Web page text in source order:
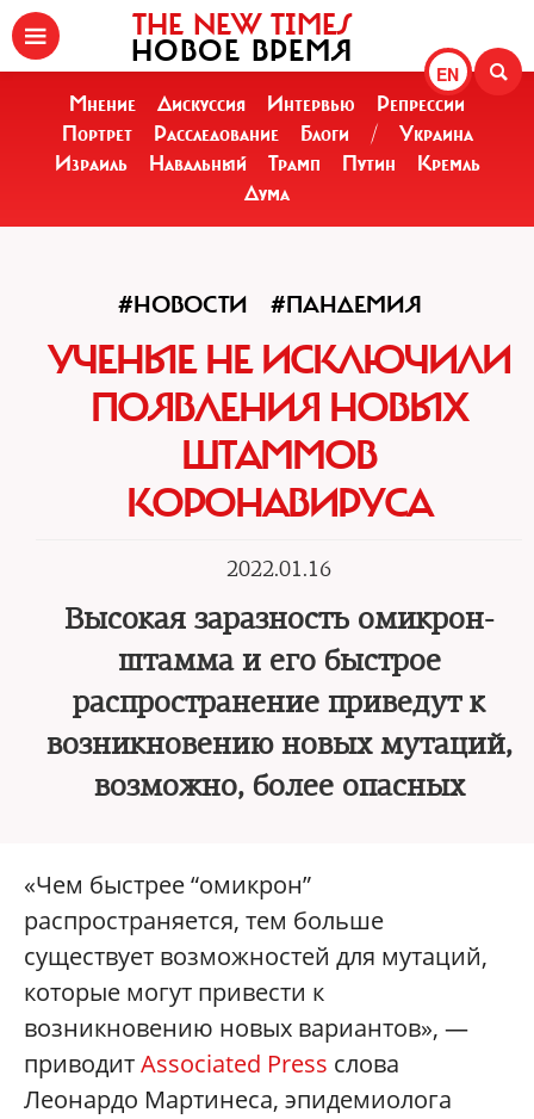
EN
THE NEW TIMES
НОВОЕ ВРЕМЯ
Мнение Дискуссия Интервью
Репрессии
Портрет
Расследование Блоги /
Украина
Израиль
Навальный Трамп Путин
Кремль
Дума
#НОВОСТИ #ПАНДЕМИЯ
УЧЕНЫЕ НЕ ИСКЛЮЧИЛИ
ПОЯВЛЕНИЯ НОВЫХ
ШТАММОВ
КОРОНАВИРУСА
2022.01.16
Высокая заразность омикрон-
штамма и его быстрое
распространение приведут к
возникновению новых мутаций,
возможно, более опасных
«Чем быстрее “омикрон”
распространяется, тем больше
существует возможностей для мутаций,
которые могут привести к
возникновению новых вариантов», —
приводитAssociated Press слова
Леонардо Мартинеса, эпидемиолога